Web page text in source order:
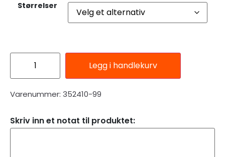
Størrelser
Legg i handlekurv
Varenummer: 352410-99
Skriv inn et notat til produktet: